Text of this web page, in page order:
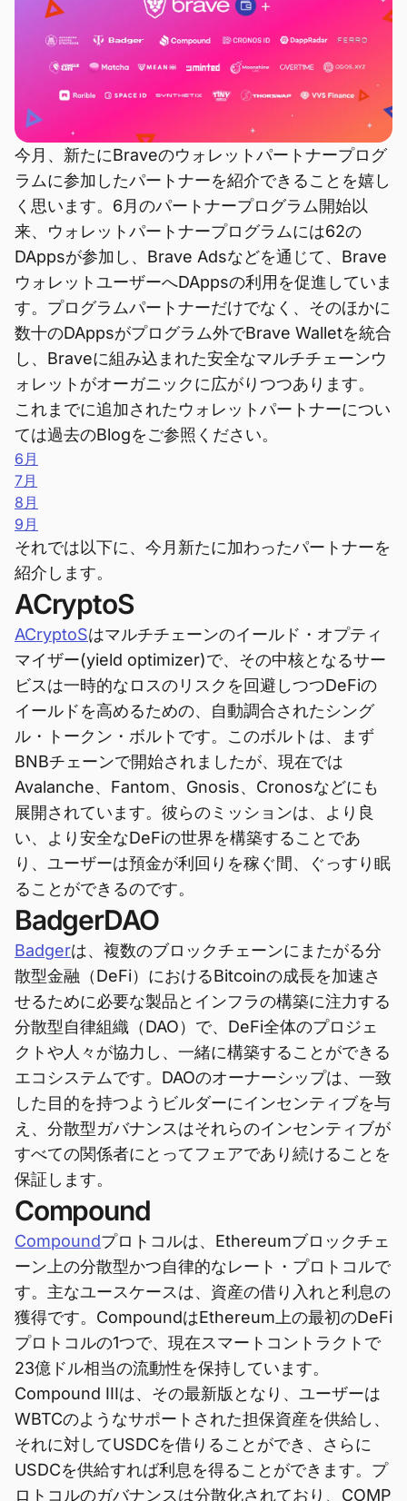
今月、新たにBraveのウォレットパートナープログ
ラムに参加したパートナーを紹介できることを嬉し
く思います。6月のパートナープログラム開始以
来、ウォレットパートナープログラムには62の
DAppsが参加し、Brave Adsなどを通じて、Brave
ウォレットユーザーへDAppsの利用を促進していま
す。プログラムパートナーだけでなく、そのほかに
数十のDAppsがプログラム外でBrave Walletを統合
し、Braveに組み込まれた安全なマルチチェーンウ
ォレットがオーガニックに広がりつつあります。
これまでに追加されたウォレットパートナーについ
ては過去のBlogをご参照ください。
6月
7月
8月
9月
それでは以下に、今月新たに加わったパートナーを
紹介します。
ACryptoS
ACryptoSはマルチチェーンのイールド・オプティ
マイザー(yield optimizer)で、その中核となるサー
ビスは一時的なロスのリスクを回避しつつDeFiの
イールドを高めるための、自動調合されたシング
ル・トークン・ボルトです。このボルトは、まず
BNBチェーンで開始されましたが、現在では
Avalanche、Fantom、Gnosis、Cronosなどにも
展開されています。彼らのミッションは、より良
い、より安全なDeFiの世界を構築することであ
り、ユーザーは預金が利回りを稼ぐ間、ぐっすり眠
ることができるのです。
BadgerDAO
Badgerは、複数のブロックチェーンにまたがる分
散型金融（DeFi）におけるBitcoinの成長を加速さ
せるために必要な製品とインフラの構築に注力する
分散型自律組織（DAO）で、DeFi全体のプロジェ
クトや人々が協力し、一緒に構築することができる
エコシステムです。DAOのオーナーシップは、一致
した目的を持つようビルダーにインセンティブを与
え、分散型ガバナンスはそれらのインセンティブが
すべての関係者にとってフェアであり続けることを
保証します。
Compound
Compoundプロトコルは、Ethereumブロックチェ
ーン上の分散型かつ自律的なレート・プロトコルで
す。主なユースケースは、資産の借り入れと利息の
獲得です。CompoundはEthereum上の最初のDeFi
プロトコルの1つで、現在スマートコントラクトで
23億ドル相当の流動性を保持しています。
Compound IIIは、その最新版となり、ユーザーは
WBTCのようなサポートされた担保資産を供給し、
それに対してUSDCを借りることができ、さらに
USDCを供給すれば利息を得ることができます。プ
ロトコルのガバナンスは分散化されており、COMP